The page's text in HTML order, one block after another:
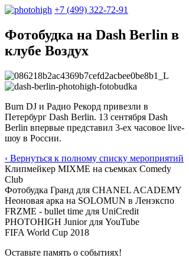
+7 (499) 322-72-91
Фотобудка на Dash Berlin в
клубе Воздух
Burn DJ и Радио Рекорд привезли в
Петербург Dash Berlin. 13 сентября Dash
Berlin впервые представил 3-ех часовое live-
шоу в России.
‹ Вернуться к полному списку мероприятий
Клипмейкер MIXME на съемках Comedy
Club
Фотобудка Гранд для CHANEL ACADEMY
Неоновая арка на SOLOMUN в Ленэкспо
FRZME - bullet time для UniCredit
PHOTOHIGH Junior для YouTube
FIFA World Cup 2018
Оставьте память о событиях!